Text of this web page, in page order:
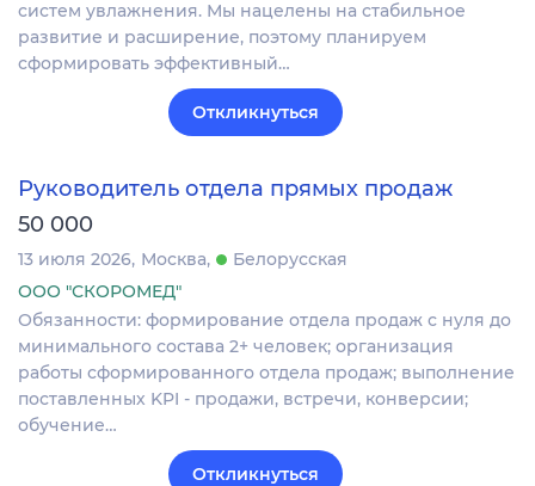
систем увлажнения. Мы нацелены на стабильное
развитие и расширение, поэтому планируем
сформировать эффективный…
Откликнуться
Руководитель отдела прямых продаж
50 000
13 июля 2026 Москва
Белорусская
ООО "СКОРОМЕД"
Обязанности: формирование отдела продаж с нуля до
минимального состава 2+ человек; организация
работы сформированного отдела продаж; выполнение
поставленных KPI - продажи, встречи, конверсии;
обучение…
Откликнуться